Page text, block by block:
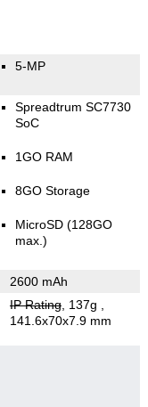
5-MP
Spreadtrum SC7730
SoC
1GO RAM
8GO Storage
MicroSD (128GO
max.)
2600 mAh
IP Rating, 137g
141.6x70x7.9 mm